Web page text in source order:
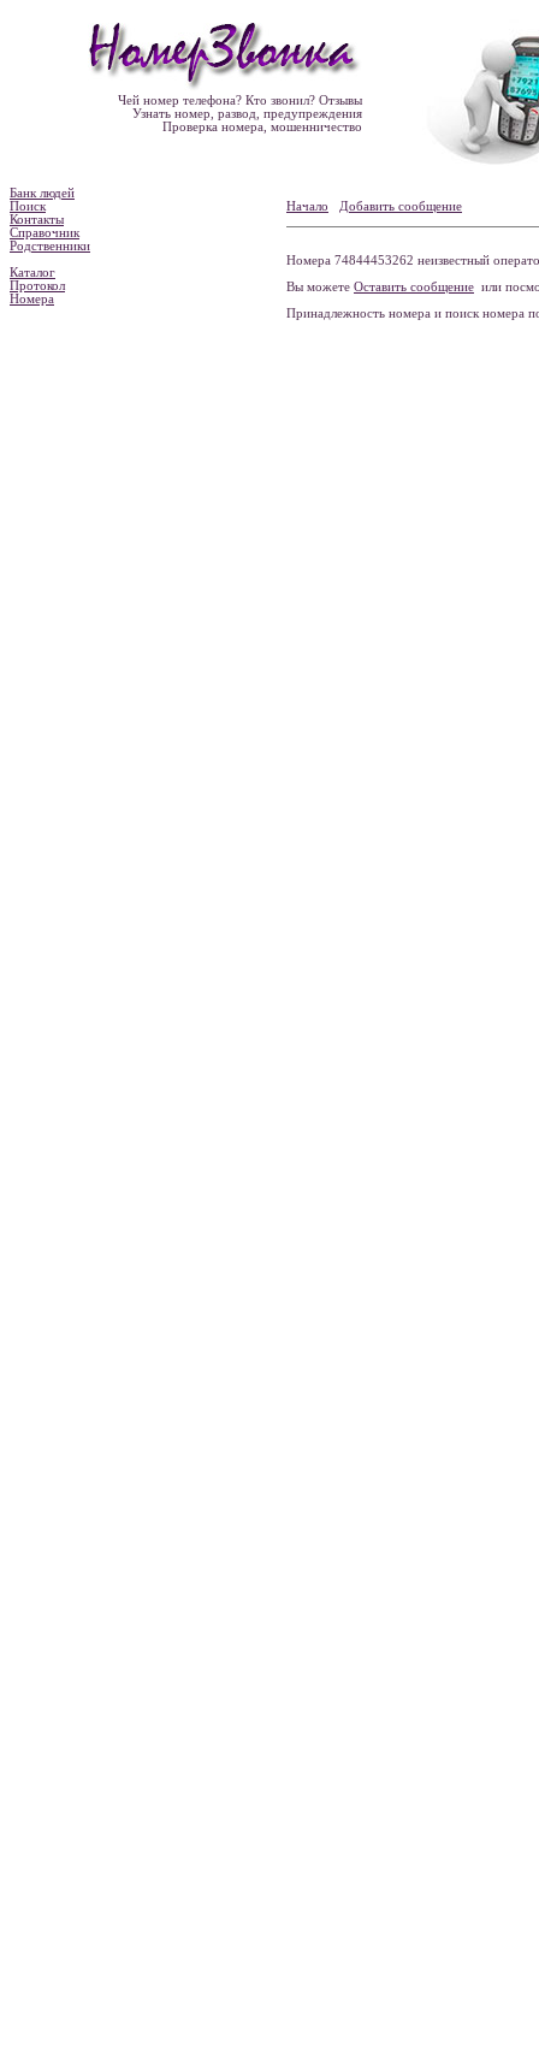
Чей номер телефона? Кто звонил? Отзывы
Узнать номер, развод, предупреждения
Проверка номера, мошенничество
Банк людей
Поиск
Контакты
Справочник
Родственники
Каталог
Протокол
Номера
Начало Добавить сообщение
Номера 74844453262 неизвестный
Вы можете Оставить сообщение или
Принадлежность номера и поиск номера